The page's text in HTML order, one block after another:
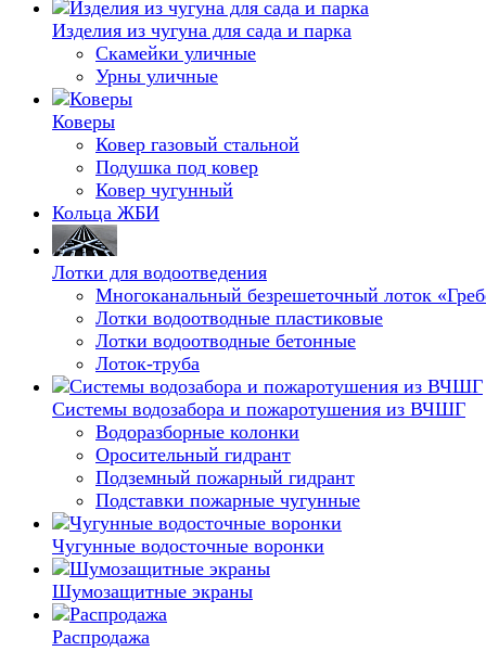
Изделия из чугуна для сада и парка
Скамейки уличные
Урны уличные
Коверы
Ковер газовый стальной
Подушка под ковер
Ковер чугунный
Кольца ЖБИ
Лотки для водоотведения
Многоканальный безрешеточный лоток
Лотки водоотводные пластиковые
Лотки водоотводные бетонные
Лоток-труба
Системы водозабора и пожаротушения из ВЧШГ
Водоразборные колонки
Оросительный гидрант
Подземный пожарный гидрант
Подставки пожарные чугунные
Чугунные водосточные воронки
Шумозащитные экраны
Распродажа